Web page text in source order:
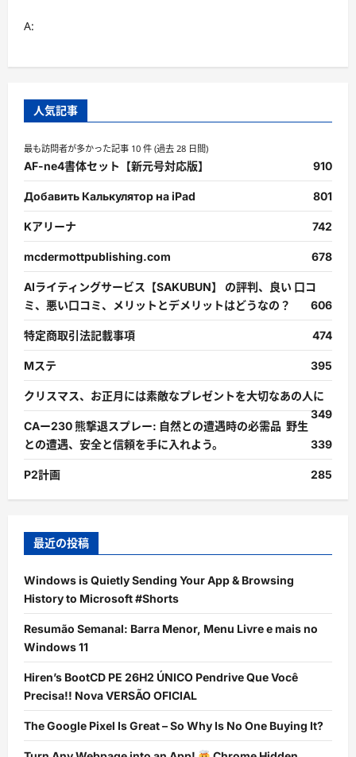
A:
人気記事
最も訪問者が多かった記事 10 件 (過去 28 日間)
AF-ne4書体セット【新元号対応版】 910
Добавить Калькулятор на iPad 801
Kアリーナ 742
mcdermottpublishing.com 678
AIライティングサービス【SAKUBUN】 の評判、良い 口コ
ミ、悪い口コミ、メリットとデメリットはどうなの？
606
特定商取引法記載事項 474
Mステ 395
クリスマス、お正月には素敵なプレゼントを大切なあの人に
349
CAー230 熊撃退スプレー: 自然との遭遇時の必需品 野生
との遭遇、安全と信頼を手に入れよう。
339
P2計画 285
最近の投稿
Windows is Quietly Sending Your App & Browsing
History to Microsoft #Shorts
Resumão Semanal: Barra Menor, Menu Livre e mais no
Windows 11
Hiren’s BootCD PE 26H2 ÚNICO Pendrive Que Você
Precisa!! Nova VERSÃO OFICIAL
The Google Pixel Is Great – So Why Is No One Buying It?